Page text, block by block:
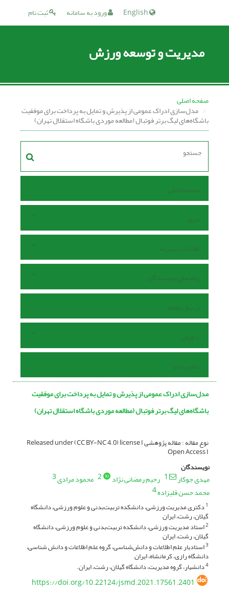
ثبت نام ورود به سامانه
مدیریت و توسعه ورزش
صفحه اصلی
مدل‌سازی ادراک عمومی از پذیرش و تمایل به پرداخت برای موفقیت
باشگاه‌های لیگ برتر فوتبال (مطالعه موردی باشگاه استقلال تهران)
صفحه اصلی
مرور
اطلاعات نشریه
راهنمای نویسندگان
ارسال مقاله
داوران
تماس با ما
مدل‌سازی ادراک عمومی از پذیرش و تمایل به پرداخت برای موفقیت
باشگاه‌های لیگ برتر فوتبال (مطالعه موردی باشگاه استقلال تهران)
نوع مقاله : مقاله پژوهشی Released under (CC BY-NC 4.0) license I
Open Access I
نویسندگان
مهدی جوکار 1 رحیم رمضانی نژاد 2 محمود مرادی3
محمد حسن قلیزاده4
1دکتری مدیریت ورزشی، دانشکده تربیت‌بدنی و علوم ورزشی، دانشگاه
گیلان، رشت، ایران
2استاد مدیریت ورزشی، دانشکده تربیت‌بدنی و علوم ورزشی، دانشگاه
گیلان، رشت، ایران
3استادیار علم اطلاعات و دانش‌شناسی، گروه علم اطلاعات و دانش شناسی،
دانشگاه رازی، کرمانشاه، ایران
4دانشیار، گروه مدیریت، دانشگاه گیلان، رشت، ایران.
https://doi.org/10.22124/jsmd.2021.17561.2401